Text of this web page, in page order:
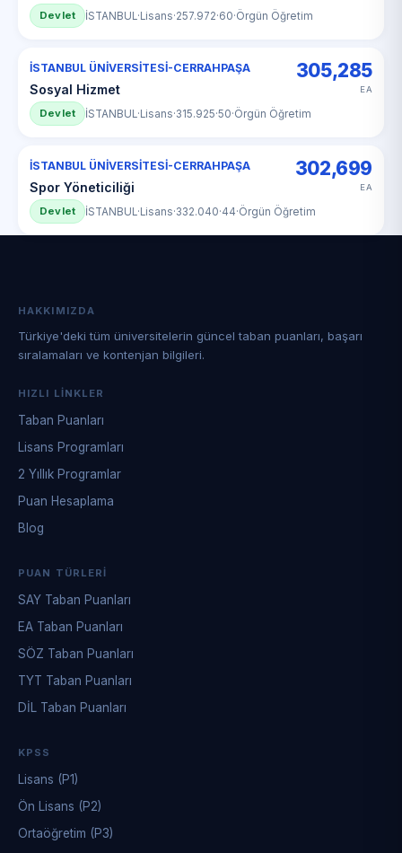
Devlet İSTANBUL ·Lisans·257.972·60·Örgün Öğretim
İSTANBUL ÜNİVERSİTESİ-CERRAHPAŞA
Sosyal Hizmet
305,285
EA
Devlet İSTANBUL ·Lisans·315.925·50·Örgün Öğretim
İSTANBUL ÜNİVERSİTESİ-CERRAHPAŞA
Spor Yöneticiliği
302,699
EA
Devlet İSTANBUL ·Lisans·332.040·44·Örgün Öğretim
HAKKIMIZDA
Türkiye'deki tüm üniversitelerin güncel taban puanları, başarı
sıralamaları ve kontenjan bilgileri.
HIZLI LINKLER
Taban Puanları
Lisans Programları
2 Yıllık Programlar
Puan Hesaplama
Blog
PUAN TÜRLERI
SAY Taban Puanları
EA Taban Puanları
SÖZ Taban Puanları
TYT Taban Puanları
DİL Taban Puanları
KPSS
Lisans (P1)
Ön Lisans (P2)
Ortaöğretim (P3)